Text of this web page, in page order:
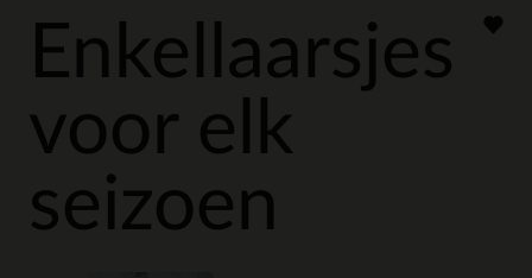
Enkellaarsjes
voor elk
seizoen